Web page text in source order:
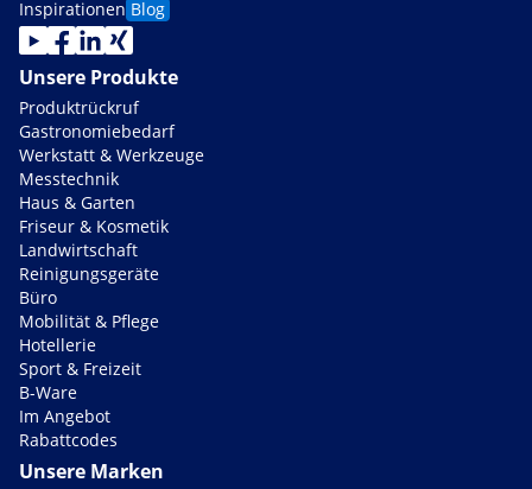
Inspirationen Blog
Unsere Produkte
Produktrückruf
Gastronomiebedarf
Werkstatt & Werkzeuge
Messtechnik
Haus & Garten
Friseur & Kosmetik
Landwirtschaft
Reinigungsgeräte
Büro
Mobilität & Pflege
Hotellerie
Sport & Freizeit
B-Ware
Im Angebot
Rabattcodes
Unsere Marken